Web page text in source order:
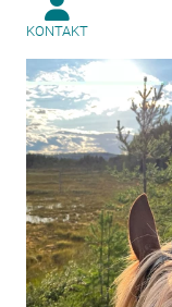
KONTAKT